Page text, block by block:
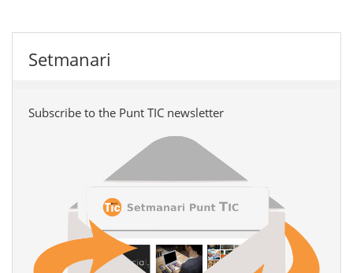
Setmanari
Subscribe to the Punt TIC newsletter